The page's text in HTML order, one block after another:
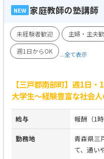
NEW 家庭教師の塾講師
未経験者歓迎 主婦・主夫
週1日からOK
...全て表示
【三戸郡南部町】週1日
大学生～経験豊富な社会
給与 報酬（1
勤務地
青森県三
て、通い